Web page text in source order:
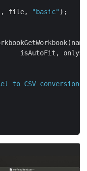
, file, "basic" );
isAutoFit,
to CSV